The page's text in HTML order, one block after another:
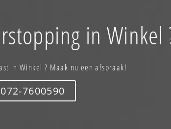
in Winkel
in Winkel ? Maak nu een afspraak!
072-7600590